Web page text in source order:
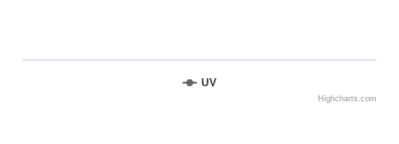
UV
Highcharts.com